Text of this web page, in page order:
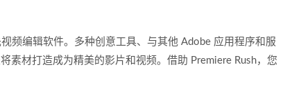
频编辑软件。多种创意工具、与其他 Adobe 应用程序和服
素材打造成为精美的影片和视频。借助 Premiere Rush，您